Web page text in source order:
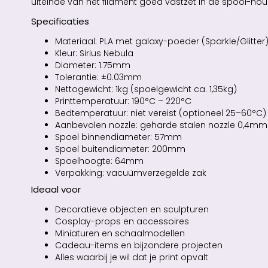
Specificaties
Materiaal: PLA met galaxy-poeder (Sparkle/Glitter)
Kleur: Sirius Nebula
Diameter: 1.75mm
Tolerantie: ±0.03mm
Nettogewicht: 1kg (spoelgewicht ca. 1,35kg)
Printtemperatuur: 190°C – 220°C
Bedtemperatuur: niet vereist (optioneel 25–60°C)
Aanbevolen nozzle: geharde stalen nozzle 0,4mm
Spoel binnendiameter: 57mm
Spoel buitendiameter: 200mm
Spoelhoogte: 64mm
Verpakking: vacuümverzegelde zak
Ideaal voor
Decoratieve objecten en sculpturen
Cosplay-props en accessoires
Miniaturen en schaalmodellen
Cadeau-items en bijzondere projecten
Alles waarbij je wil dat je print opvalt